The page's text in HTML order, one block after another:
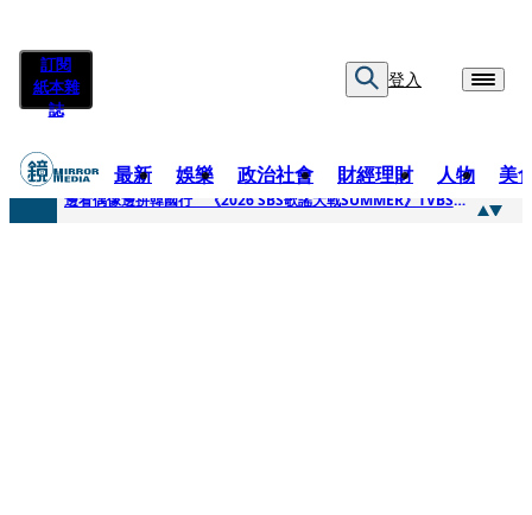
訂閱
紙本雜
誌
登入
最新 娛樂 政治社會 財經理財 人物 美
快訊
邊看偶像邊拚韓國行 《2026 SBS歌謠大戰SUMMER》TVBS直播祭追星福利